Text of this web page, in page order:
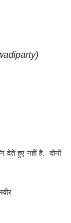
देते हुए नहीं है. दोनों